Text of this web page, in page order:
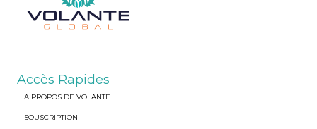
Accès Rapides
A PROPOS DE VOLANTE
SOUSCRIPTION